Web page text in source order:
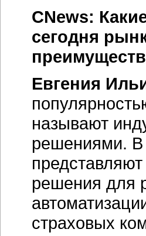
CNews:
сегодня
Евгения
называют
решениями. В
решения для
страховых